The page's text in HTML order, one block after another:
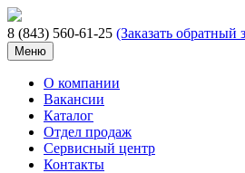
8 (843) 560-61-25 (Заказать обратный
Меню
О компании
Вакансии
Каталог
Отдел продаж
Сервисный центр
Контакты